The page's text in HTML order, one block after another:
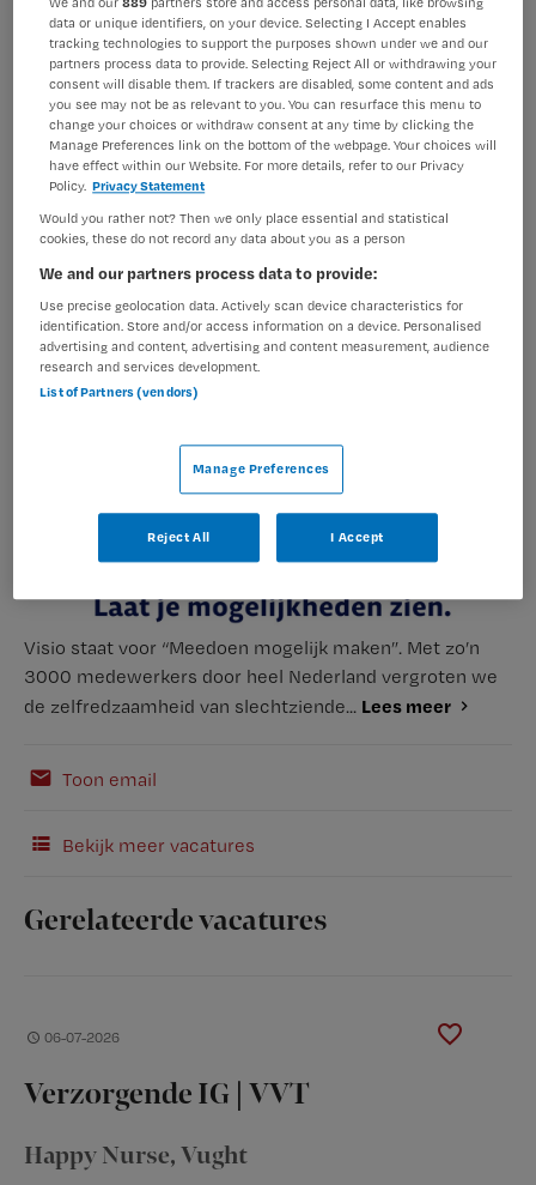
BRANCHE
Stichting
AANSTELLING
Niet nader bepaald
PLAATSINGSDATUM
21 mei 2025
NIVEAU
MBO
ERVARING
Niet nader bepaald
DIENSTVERBAND
Niet nader bepaald
Deze vacature Verzorgende IG | Ouderenzorg bij
Koninklijke Visio is niet meer actueel. Hieronder staan
enkele vergelijkbare vacatures die voor u wellicht
interessant zijn.
Visio staat voor “Meedoen mogelijk maken”. Met zo’n
3000 medewerkers door heel Nederland vergroten we
de zelfredzaamheid van slechtziende... Lees meer
Toon email
Bekijk meer vacatures
Gerelateerde vacatures
06-07-2026
Verzorgende IG | VVT
Happy Nurse, Vught
data or unique identifiers, on your device. Selecting I Accept enables
tracking technologies to support the purposes shown under we and our
partners process data to provide. Selecting Reject All or withdrawing your
consent will disable them. If trackers are disabled, some content and ads
you see may not be as relevant to you. You can resurface this menu to
change your choices or withdraw consent at any time by clicking the
Manage Preferences link on the bottom of the webpage. Your choices will
have effect within our Website. For more details, refer to our Privacy
Policy. Privacy Statement
Would you rather not? Then we only place essential and statistical
cookies, these do not record any data about you as a person
We and our partners process data to provide:
Use precise geolocation data. Actively scan device characteristics for
identification. Store and/or access information on a device. Personalised
advertising and content, advertising and content measurement, audience
research and services development.
List of Partners (vendors)
Manage Preferences
Reject All I Accept